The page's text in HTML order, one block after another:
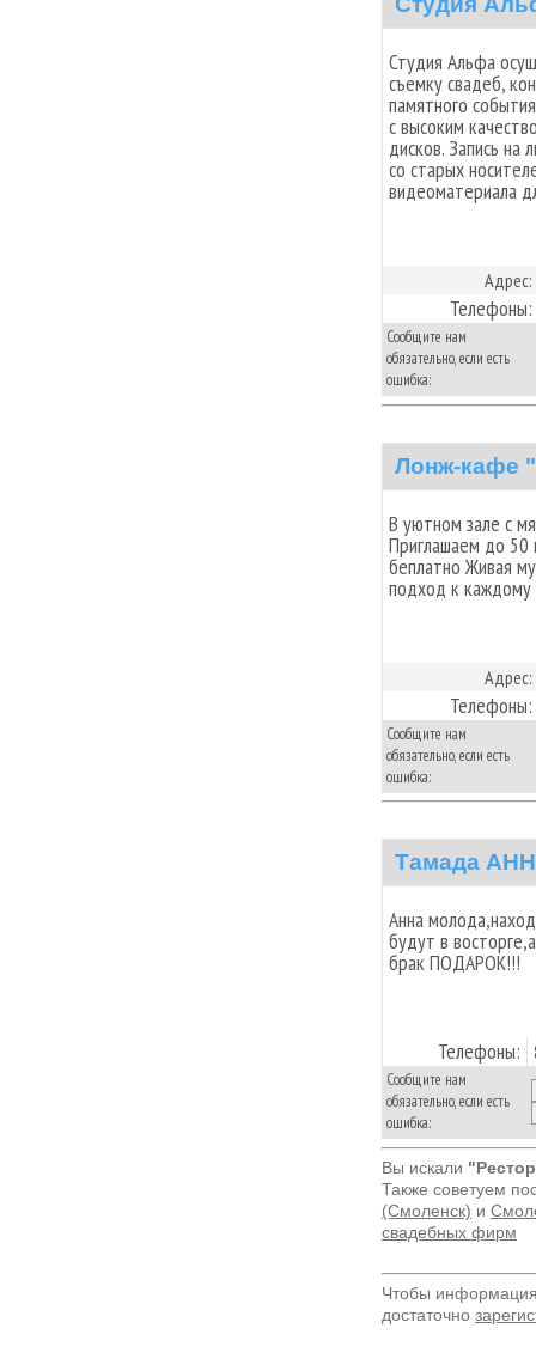
Студия Альфа
съемку свадеб,
памятного
с высоким
дисков. Запись
со старых
видеоматериала
Адрес:
Телефоны:
Сообщите нам
обязательно, если есть
ошибка:
Лонж-кафе
В уютном зале с
Приглашаем до 50
беплатно Живая
подход к каждому
Адрес:
Телефоны:
Сообщите нам
обязательно, если есть
ошибка:
Тамада
Анна
будут в
брак ПОДАРОК!!!
Телефоны:
Сообщите нам
обязательно, если есть
ошибка:
Вы искали
Также советуем
(Смоленск) и
свадебных фирм
Чтобы
достаточно